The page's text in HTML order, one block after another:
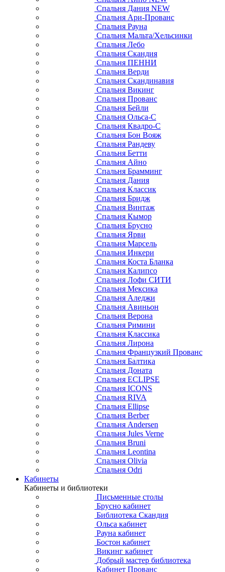
Спальня Дания NEW
Спальня Ари-Прованс
Спальня Рауна
Спальня Мальта/Хельсинки
Спальня Лебо
Спальня Скандия
Спальня ПЕННИ
Спальня Верди
Спальня Скандинавия
Спальня Викинг
Спальня Прованс
Спальня Бейли
Спальня Ольса-С
Спальня Квадро-С
Спальня Бон Вояж
Спальня Рандеву
Спальня Бетти
Спальня Айно
Спальня Брамминг
Спальня Дания
Спальня Классик
Спальня Бридж
Спальня Винтаж
Спальня Кымор
Спальня Брусно
Спальня Ярви
Спальня Марсель
Спальня Инкери
Спальня Коста Бланка
Спальня Калипсо
Спальня Лофи СИТИ
Спальня Мексика
Спальня Аледжи
Спальня Авиньон
Спальня Верона
Спальня Римини
Спальня Классика
Спальня Лирона
Спальня Французкий Прованс
Спальня Балтика
Спальня Доната
Спальня ECLIPSE
Спальня ICONS
Спальня RIVA
Спальня Ellipse
Спальня Berber
Спальня Andersen
Спальня Jules Verne
Спальня Bruni
Спальня Leontina
Спальня Olivia
Спальня Odri
Кабинеты
Кабинеты и библиотеки
Письменные столы
Брусно кабинет
Библиотека Скандия
Ольса кабинет
Рауна кабинет
Бостон кабинет
Викинг кабинет
Добрый мастер библиотека
Кабинет Прованс